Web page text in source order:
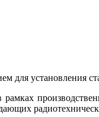
для установления